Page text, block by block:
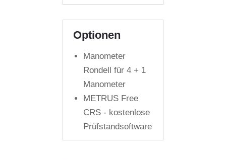
Optionen
Manometer
Rondell für 4 + 1
Manometer
METRUS Free
CRS - kostenlose
Prüfstandsoftware